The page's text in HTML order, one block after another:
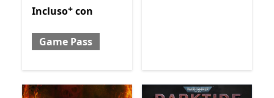
Incluso con Game Pass
Incluso+ con
Game Pass